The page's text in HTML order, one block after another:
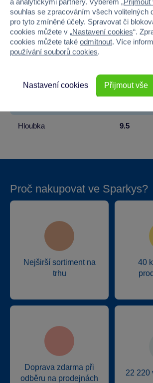
Věk od 18
Pohlaví HOLKA,
Šířka 7.5
Hloubka 9.5
Proč nakupovat ve Sparkys?
Nejširší sortiment na
trhu
40
Doprava zdarma při
odběru na prodejnách
22 220
souhlas se zpracováním všech volitelných
pro tyto zmíněné účely. Spravovat či
cookies můžete v „Nastavení cookies“.
cookies můžete také odmítnout. Více
používání souborů cookies.
Nastavení cookies Přijmout vše